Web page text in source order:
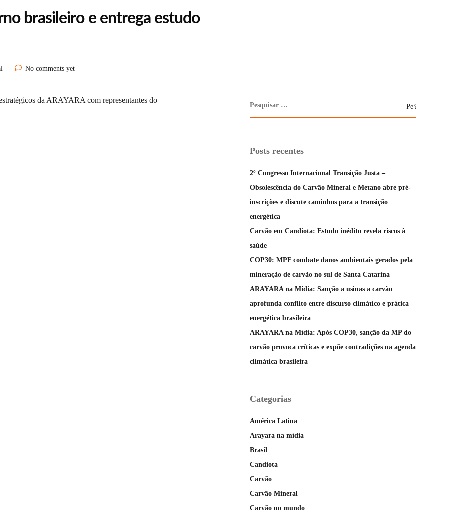
brasileiro e entrega estudo
No comments yet
da ARAYARA com representantes do
Posts recentes
2º Congresso Internacional Transição Justa –
Obsolescência do Carvão Mineral e Metano abre pré-
inscrições e discute caminhos para a transição
energética
Carvão em Candiota: Estudo inédito revela riscos à
saúde
COP30: MPF combate danos ambientais gerados pela
mineração de carvão no sul de Santa Catarina
ARAYARA na Mídia: Sanção a usinas a carvão
aprofunda conflito entre discurso climático e prática
energética brasileira
ARAYARA na Mídia: Após COP30, sanção da MP do
carvão provoca críticas e expõe contradições na agenda
climática brasileira
Categorias
América Latina
Arayara na mídia
Brasil
Candiota
Carvão
Carvão Mineral
Carvão no mundo